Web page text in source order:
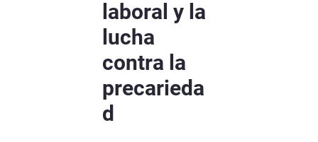
laboral y la
lucha
contra la
precarieda
d